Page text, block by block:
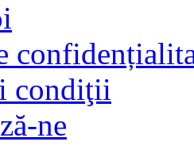
condiţii
ne